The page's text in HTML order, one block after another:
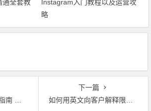
通全套教
Instagram入门教程以及运营攻
略
的教程
下一篇
如何用英文向客户解释限电减产造成订单延误、甚至逼单？